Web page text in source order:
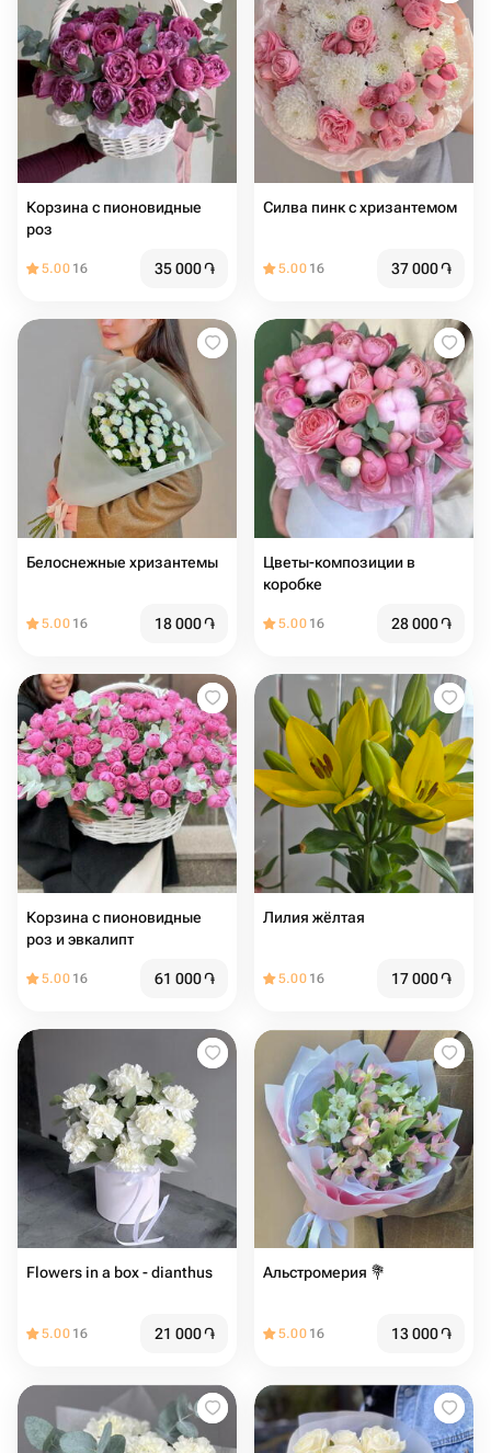
Корзина с пионовидные
роз
5.00 16 35 000֏
Силва пинк с хризантемом
5.00 16 37 000֏
Белоснежные хризантемы
5.00 16 18 000֏
Цветы-композиции в
коробке
5.00 16 28 000֏
Корзина с пионовидные
роз и эвкалипт
5.00 16 61 000֏
Лилия жёлтая
5.00 16 17 000֏
Flowers in a box - dianthus
5.00 16 21 000֏
Альстромерия 💐
5.00 16 13 000֏